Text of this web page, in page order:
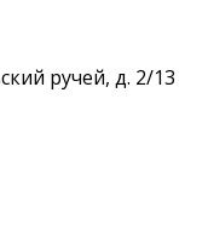
ручей, д. 2/13